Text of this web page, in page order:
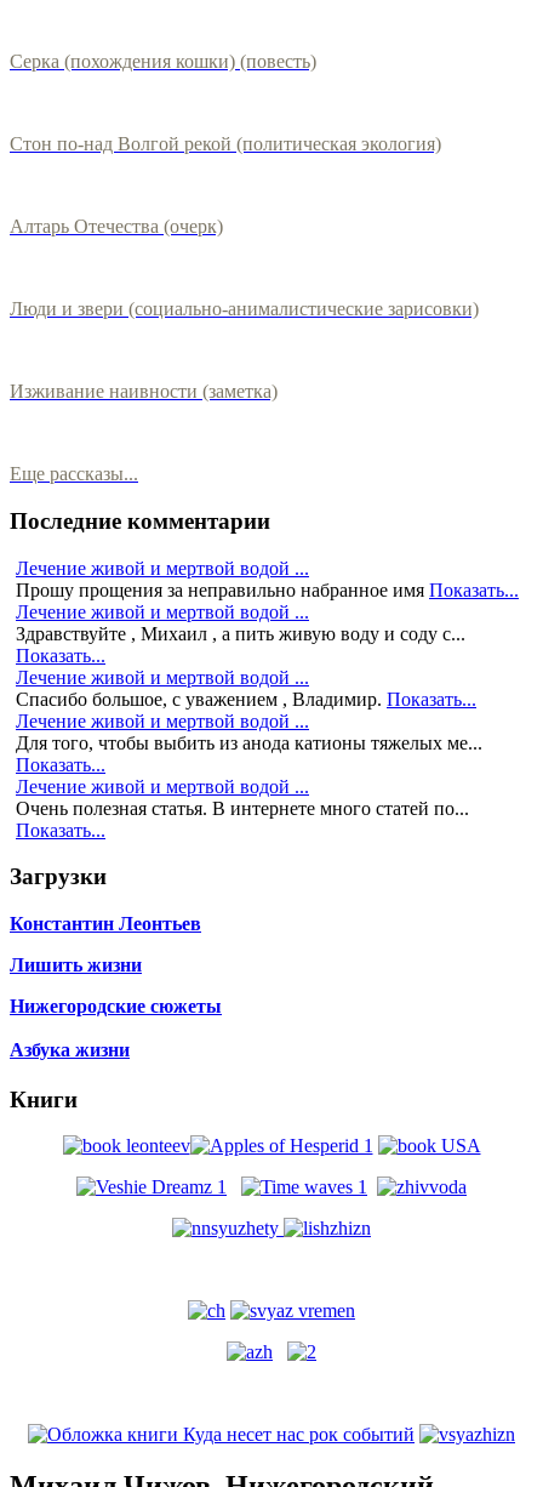
Серка (похождения кошки) (повесть)
Стон по-над Волгой рекой (политическая экология)
Алтарь Отечества (очерк)
Люди и звери (социально-анималистические зарисовки)
Изживание наивности (заметка)
Еще рассказы...
Последние комментарии
Лечение живой и мертвой водой ...
Прошу прощения за неправильно набранное имя Показать...
Лечение живой и мертвой водой ...
Здравствуйте , Михаил , а пить живую воду и соду с...
Показать...
Лечение живой и мертвой водой ...
Спасибо большое, с уважением , Владимир. Показать...
Лечение живой и мертвой водой ...
Для того, чтобы выбить из анода катионы тяжелых ме...
Показать...
Лечение живой и мертвой водой ...
Очень полезная статья. В интернете много статей по...
Показать...
Загрузки
Константин Леонтьев
Лишить жизни
Нижегородские сюжеты
Азбука жизни
Книги